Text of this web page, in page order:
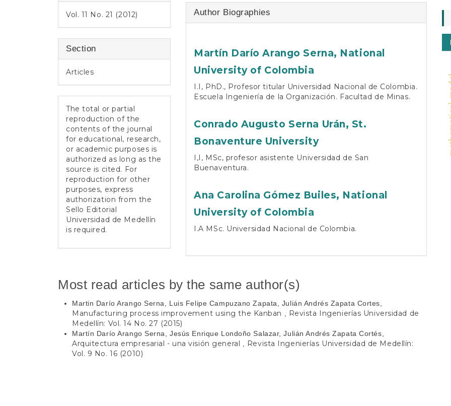
Vol. 11 No. 21 (2012)
Section
Articles
The total or partial
reproduction of the
contents of the journal
for educational, research,
or academic purposes is
authorized as long as the
source is cited. For
reproduction for other
purposes, express
authorization from the
Sello Editorial
Universidad de Medellín
is required.
Author Biographies
Martín Darío Arango Serna, National
University of Colombia
I.I, PhD., Profesor titular Universidad Nacional de Colombia.
Escuela Ingeniería de la Organización. Facultad de Minas.
Conrado Augusto Serna Urán, St.
Bonaventure University
I,I, MSc, profesor asistente Universidad de San
Buenaventura.
Ana Carolina Gómez Builes, National
University of Colombia
I.A MSc. Universidad Nacional de Colombia.
Most read articles by the same author(s)
Martin Darío Arango Serna, Luis Felipe Campuzano Zapata, Julián Andrés Zapata Cortes,
Manufacturing process improvement using the Kanban
Revista Ingenierías Universidad de
Medellín: Vol. 14 No. 27 (2015)
Martín Darío Arango Serna, Jesús Enrique Londoño Salazar, Julián Andrés Zapata Cortés,
Arquitectura empresarial - una visión general
Revista Ingenierías Universidad de Medellín:
Vol. 9 No. 16 (2010)